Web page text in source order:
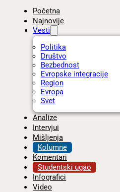
Početna
Najnovije
Vesti
Politika
Društvo
Bezbednost
Evropske integracije
Region
Evropa
Svet
Analize
Intervjui
Mišljenja
Kolumne
Komentari
Studentski ugao
Infografici
Video